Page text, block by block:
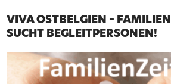
VIVA OSTBELGIEN –
SUCHT BEGLEITPERSONEN!